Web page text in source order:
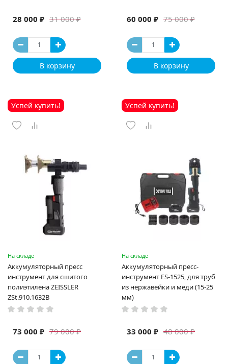
машина
31 000 ₽
28 000 ₽
В корзину
75 000 ₽
60 000 ₽
В корзину
Успей купить!
На складе
Аккумуляторный пресс
инструмент для сшитого
полиэтилена ZEISSLER
ZSt.910.1632B
79 000 ₽
73 000 ₽
Успей купить!
На складе
Аккумуляторный пресс-
инструмент ES-1525, для труб
из нержавейки и меди (15-25
мм)
48 000 ₽
33 000 ₽